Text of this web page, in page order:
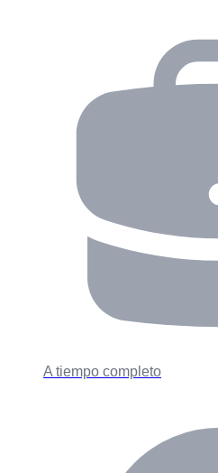
A tiempo completo